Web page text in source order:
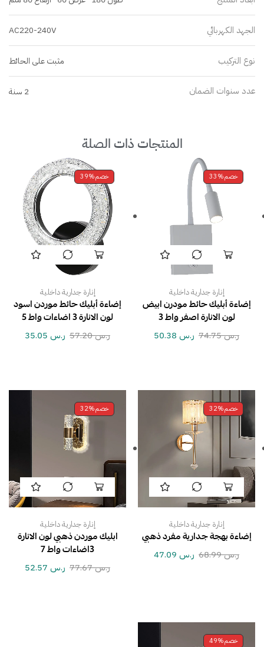
الجهد الكهربائي AC220-240V
نوع التركيب مثبت على الحائط
عدد سنوات الضمان 2 سنة
المنتجات ذات الصلة
خصم33%
إنارة جدارية داخلية
إضاءة أبليك حائط مودرن ابيض
لون الانارة اصفر واط 3
ر.س74.75 ر.س
خصم39%
إنارة جدارية داخلية
إضاءة أبليك حائط موردن اسود
لون الانارة 3 اضاءات واط 5
ر.س57.20 ر.س
خصم32%
إنارة جدارية داخلية
إضاءة بهجة جدارية مفرد ذهبي
ر.س68.99 ر.س
خصم32%
إنارة جدارية داخلية
ابليك موردن ذهبي لون الانارة
3اضاءات واط 7
ر.س77.67 ر.س
خصم49%